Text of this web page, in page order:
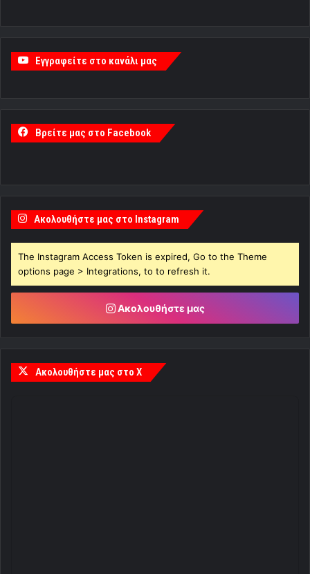
Εγγραφείτε στο κανάλι μας
Βρείτε μας στο Facebook
Ακολουθήστε μας στο Instagram
The Instagram Access Token is expired, Go to the Theme
options page > Integrations, to to refresh it.
Ακολουθήστε μας
Ακολουθήστε μας στο X